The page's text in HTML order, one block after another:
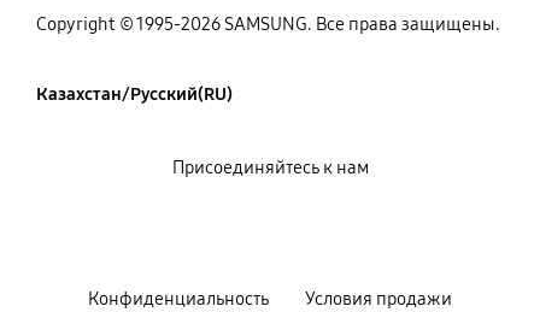
Copyright © 1995-2026 SAMSUNG. Все права защищены.
Казахстан/Русский(RU)
Конфиденциальность Условия продажи
Присоединяйтесь к нам